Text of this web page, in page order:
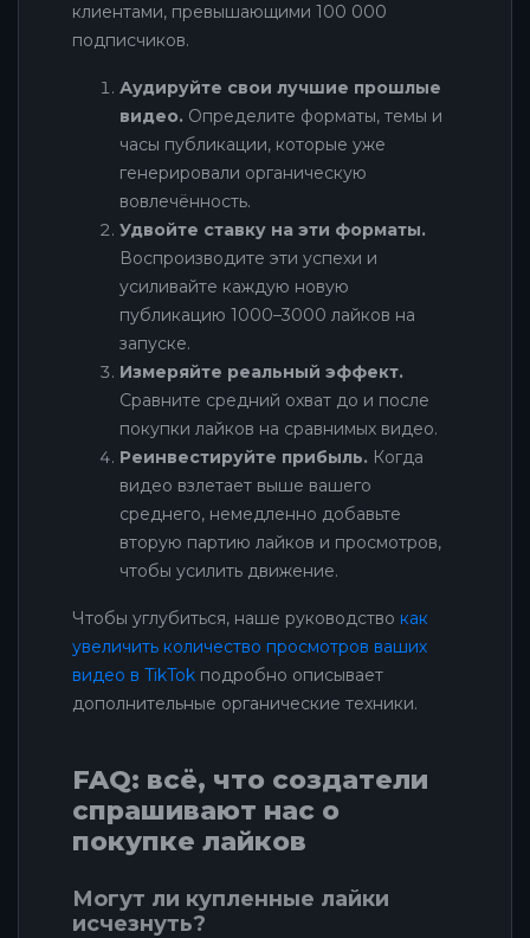
клиентами, превышающими 100 000
подписчиков.
Аудируйте свои лучшие прошлые
видео. Определите форматы, темы и
часы публикации, которые уже
генерировали органическую
вовлечённость.
Удвойте ставку на эти форматы.
Воспроизводите эти успехи и
усиливайте каждую новую
публикацию 1000–3000 лайков на
запуске.
Измеряйте реальный эффект.
Сравните средний охват до и после
покупки лайков на сравнимых видео.
Реинвестируйте прибыль. Когда
видео взлетает выше вашего
среднего, немедленно добавьте
вторую партию лайков и просмотров,
чтобы усилить движение.
Чтобы углубиться, наше руководство как
увеличить количество просмотров ваших
видео в TikTok подробно описывает
дополнительные органические техники.
FAQ: всё, что создатели
спрашивают нас о
покупке лайков
Могут ли купленные лайки
исчезнуть?